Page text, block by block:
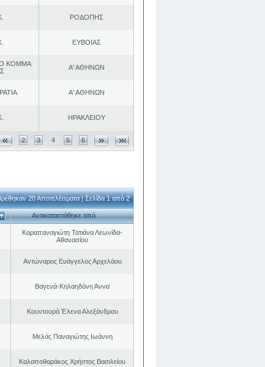
ΡΟΔΟΠΗΣ
ΕΥΒΟΙΑΣ
ΚΟΜΜΑ
Α' ΑΘΗΝΩΝ
Α' ΑΘΗΝΩΝ
ΗΡΑΚΛΕΙΟΥ
2 3 4 5 6
20 Αποτελέσματα | Σελίδα 1 από 2
Αντικαταστάθηκε από
Καραπαναγιώτη Τατιάνα Λεωνίδα-
Αθανασίου
Αντώναρος Ευάγγελος Αρχελάου
Βαγενά-Κηλαηδόνη Άννα
Κουντουρά Έλενα Αλεξάνδρου
Μελάς Παναγιώτης Ιωάννη
Καλαποθαράκος Χρήστος Βασιλείου